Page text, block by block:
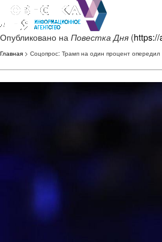
Опубликовано на Повестка Дня (
Главная > Соцопрос: Трамп на один процент опередил